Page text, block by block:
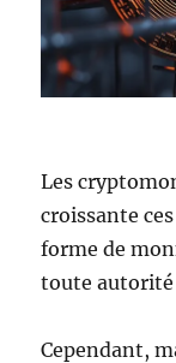
Les
croissante
forme de
toute
Cependant,